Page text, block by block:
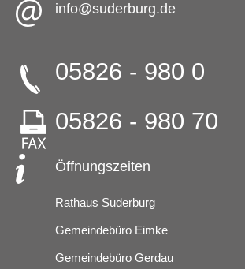
info@suderburg.de
05826 - 980 0
05826 - 980 70
Öffnungszeiten
Rathaus Suderburg
Gemeindebüro Eimke
Gemeindebüro Gerdau